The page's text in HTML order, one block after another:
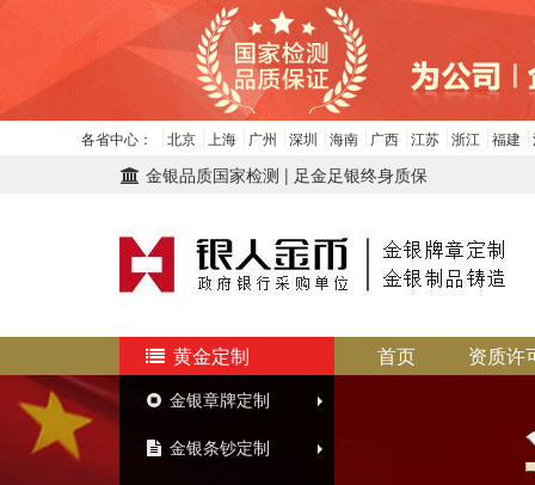
各省中心： 北京 上海 广州 深圳 海南 广西 江苏 浙江 福建
金银品质国家检测 | 足金足银终身质保
黄金定制
金银章牌定制
金银条钞定制
首页 资质许